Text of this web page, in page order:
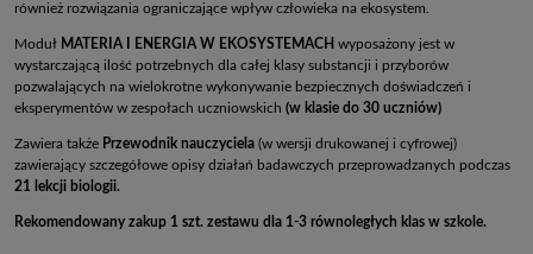
również rozwiązania ograniczające wpływ człowieka na ekosystem.
Moduł MATERIA I ENERGIA W EKOSYSTEMACH wyposażony jest w
wystarczającą ilość potrzebnych dla całej klasy substancji i przyborów
pozwalających na wielokrotne wykonywanie bezpiecznych doświadczeń i
eksperymentów w zespołach uczniowskich (w klasie do 30 uczniów)
Zawiera także Przewodnik nauczyciela (w wersji drukowanej i cyfrowej)
zawierający szczegółowe opisy działań badawczych przeprowadzanych podczas
21 lekcji biologii.
Rekomendowany zakup 1 szt. zestawu dla 1-3 równoległych klas w szkole.